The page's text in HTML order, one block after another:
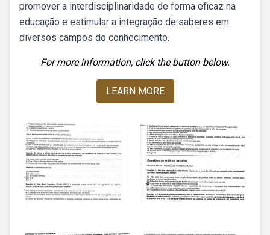
promover a interdisciplinaridade de forma eficaz na
educação e estimular a integração de saberes em
diversos campos do conhecimento.
For more information, click the button below.
LEARN MORE